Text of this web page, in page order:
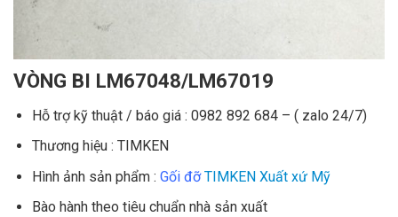
VÒNG BI LM67048/LM67019
Hỗ trợ kỹ thuật / báo giá : 0982 892 684 – ( zalo 24/7)
Thương hiệu : TIMKEN
Hình ảnh sản phẩm : Gối đỡTIMKEN Xuất xứ Mỹ
Bào hành theo tiêu chuẩn nhà sản xuất